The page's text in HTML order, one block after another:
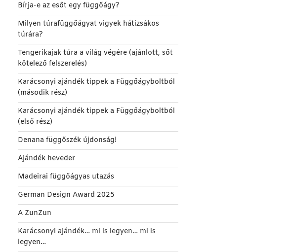
Bírja-e az esőt egy függőágy?
Milyen túrafüggőágyat vigyek hátizsákos
túrára?
Tengerikajak túra a világ végére (ajánlott, sőt
kötelező felszerelés)
Karácsonyi ajándék tippek a Függőágyboltból
(második rész)
Karácsonyi ajándék tippek a Függőágyboltból
(első rész)
Denana függőszék újdonság!
Ajándék heveder
Madeirai függőágyas utazás
German Design Award 2025
A ZunZun
Karácsonyi ajándék… mi is legyen… mi is
legyen…